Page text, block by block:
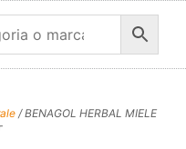
/ BENAGOL HERBAL MIELE